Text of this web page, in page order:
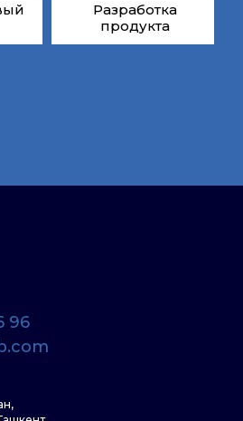
Разработка
продукта
96